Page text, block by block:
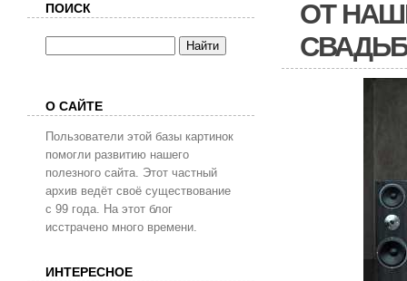
ОТ
ПОИСК
О САЙТЕ
Пользователи этой базы картинок
помогли развитию нашего
полезного сайта. Этот частный
архив ведёт своё существование
с 99 года. На этот блог
исстрачено много времени.
ИНТЕРЕСНОЕ